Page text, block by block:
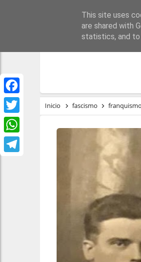
Facebook
Twitter
WhatsApp
Inicio fascismo franquismo
This site uses
are shared with
statistics, and to